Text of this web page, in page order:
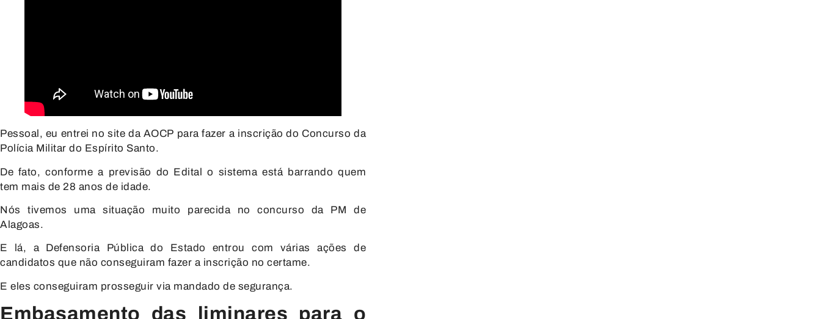
Pessoal, eu entrei no site da AOCP para fazer a inscrição do Concursoda
Polícia Militar do Espírito Santo.
De fato, conforme a previsão do Editalo sistema está barrando quem
tem mais de 28 anos de idade.
Nós tivemos uma situação muito parecida no concurso da PM de
Alagoas.
E lá, a Defensoria Pública do Estado entrou com várias ações de
candidatos que não conseguiram fazer a inscrição no certame.
E eles conseguiram prosseguir via mandado de segurança.
Embasamento das liminares para o